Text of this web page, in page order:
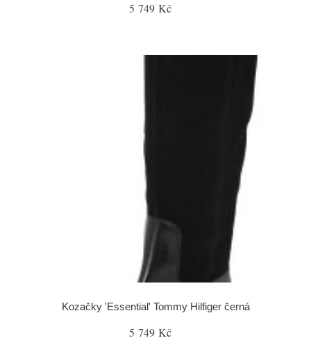
5 749 Kč
Kozačky 'Essential' Tommy Hilfiger černá
5 749 Kč